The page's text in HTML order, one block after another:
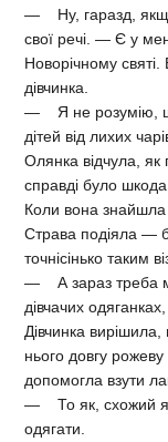
— Ну, гаразд,
свої речі. — Є у
Новорічному
дівчинка.
— Я не розумію, що
дітей від лихих
Олянка відчула, як
справді було
Коли вона знайшла
Страва подіяла —
точнісінько таким
— А зараз треба
дівчачих
Дівчинка
нього довгу
допомогла взути
— То як, схожий я
одягати.